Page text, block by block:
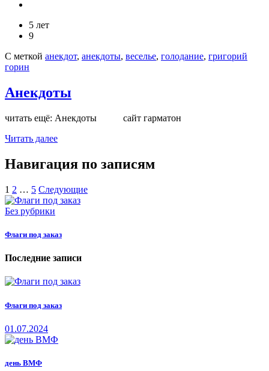
5 лет
9
С меткой анекдот, анекдоты, веселье, голодание, григорий
горин
Анекдоты
читать ещё: Анекдоты сайт гарматон
Читать далее
Навигация по записям
1 2 … 5 Следующие
Без рубрики
Флаги под заказ
Последние записи
Флаги под заказ
01.07.2024
день ВМФ